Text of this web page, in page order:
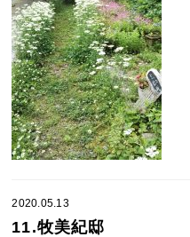
2020.05.13
11.牧美紀邸